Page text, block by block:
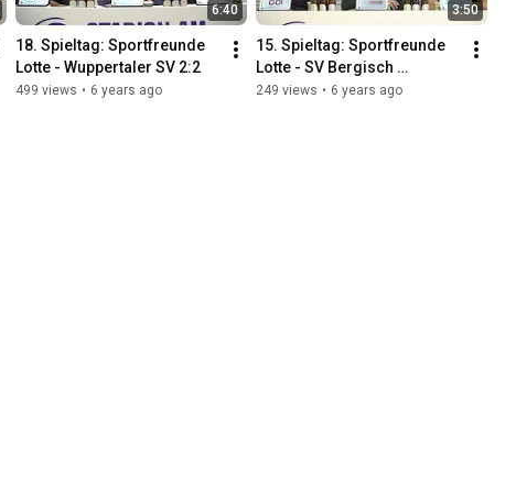
6:40
18. Spieltag: Sportfreunde
Lotte - Wuppertaler SV 2:2
499 views • 6 years ago
3:50
15. Spieltag: Sportfreunde
Lotte - SV Bergisch
Gladbach 4:0
249 views • 6 years ago